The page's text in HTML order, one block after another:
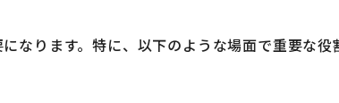
なります。特に、以下のような場面で重要な役